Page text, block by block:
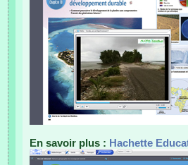
En savoir plus : Hachette